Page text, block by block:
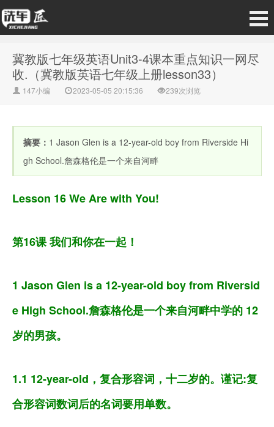
冀教版七年级英语Unit3-4课本重点知识一网尽
收.（冀教版英语七年级上册lesson33）
147小编 2023-05-05 20:15:36 239次浏览
摘要： 1 Jason Glen is a 12-year-old boy from Riverside Hi
gh School.詹森格伦是一个来自河畔
Lesson 16 We Are with You!
第16课 我们和你在一起！
1 Jason Glen is a 12-year-old boy from Riversid
e High School.詹森格伦是一个来自河畔中学的 12
岁的男孩。
1.1 12-year-old，复合形容词，十二岁的。谨记:复
合形容词数词后的名词要用单数。